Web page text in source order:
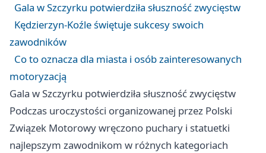
Gala w Szczyrku potwierdziła słuszność zwycięstw
Kędzierzyn-Koźle świętuje sukcesy swoich
zawodników
Co to oznacza dla miasta i osób zainteresowanych
motoryzacją
Gala w Szczyrku potwierdziła słuszność zwycięstw
Podczas uroczystości organizowanej przez Polski
Związek Motorowy wręczono puchary i statuetki
najlepszym zawodnikom w różnych kategoriach